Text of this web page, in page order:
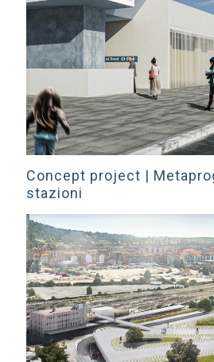
Concept project |
stazioni